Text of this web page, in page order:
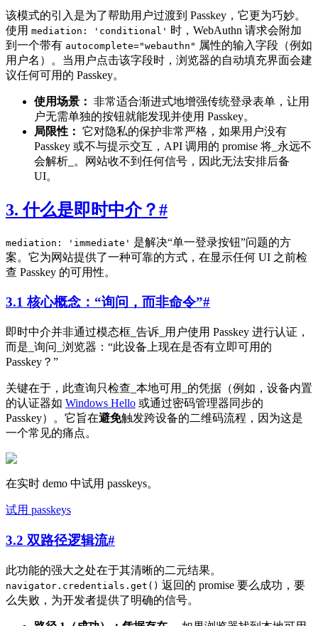
该模式的引入是为了帮助用户过渡到 Passkey，它更为巧妙。
使用 mediation: 'conditional' 时，WebAuthn 请求会附加
到一个带有 autocomplete="webauthn" 属性的输入字段（例如
用户名）。当用户点击该字段时，浏览器的自动填充界面会建
议任何可用的 Passkey。
使用场景： 非常适合渐进式地增强传统登录表单，让用
户无需单独的按钮就能发现并使用 Passkey。
局限性： 它对隐私的保护非常严格，如果用户没有
Passkey 或不与提示交互，API 调用的 promise 将_永远不
会解析_。网站收不到任何信号，因此无法安排后备
UI。
3. 什么是即时中介？#
mediation: 'immediate' 是解决“单一登录按钮”问题的方
案。它为网站提供了一种可靠的方式，在显示任何 UI 之前检
查 Passkey 的可用性。
3.1 核心概念：“询问，而非命令”#
即时中介并非通过模态框_告诉_用户使用 Passkey 进行认证，
而是_询问_浏览器：“此设备上现在是否有立即可用的
Passkey？”
关键在于，此查询只检查_本地可用_的凭据（例如，设备内置
的认证器如 Windows Hello 或通过密码管理器同步的
Passkey）。它旨在避免触发跨设备的二维码流程，因为这是
一个常见的痛点。
在实时 demo 中试用 passkeys。
试用 passkeys
3.2 双路径逻辑流#
此功能的强大之处在于其清晰的二元结果。
navigator.credentials.get() 返回的 promise 要么成功，要
么失败，为开发者提供了明确的信号。